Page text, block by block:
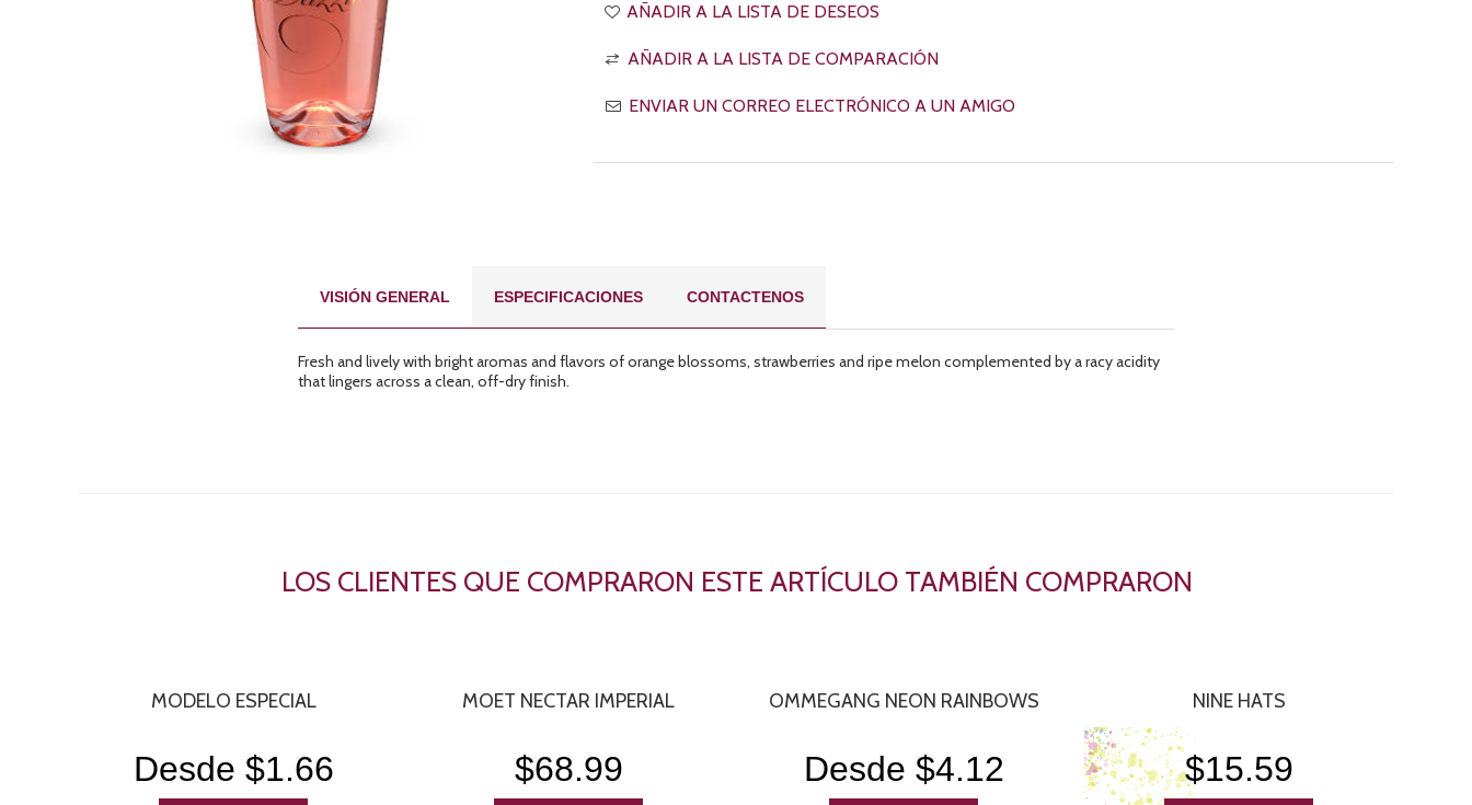
VISIÓN GENERAL ESPECIFICACIONES CONTACTENOS
Fresh and lively with bright aromas and flavors of orange blossoms, strawberries and ripe melon complemented by a racy acidity
that lingers across a clean, off-dry finish.
LOS CLIENTES QUE COMPRARON ESTE ARTÍCULO TAMBIÉN COMPRARON
MODELO ESPECIAL
Desde $1.66
MOET NECTAR IMPERIAL
$68.99
OMMEGANG NEON RAINBOWS
Desde $4.12
NINE HATS
$15.59